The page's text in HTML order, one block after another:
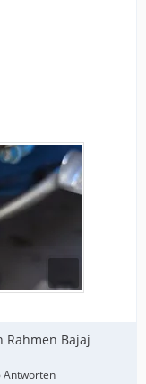
Bajaj
Antworten